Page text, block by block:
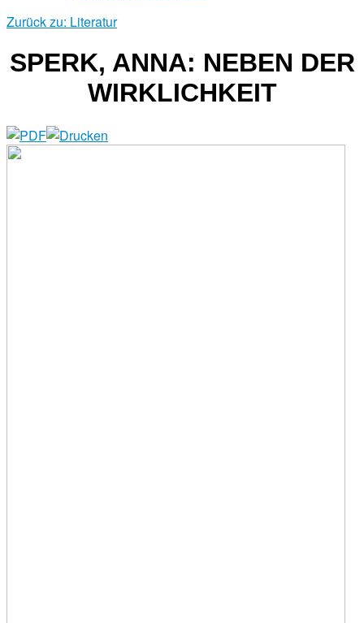
Zurück zu: Literatur
SPERK, ANNA: NEBEN DER
WIRKLICHKEIT